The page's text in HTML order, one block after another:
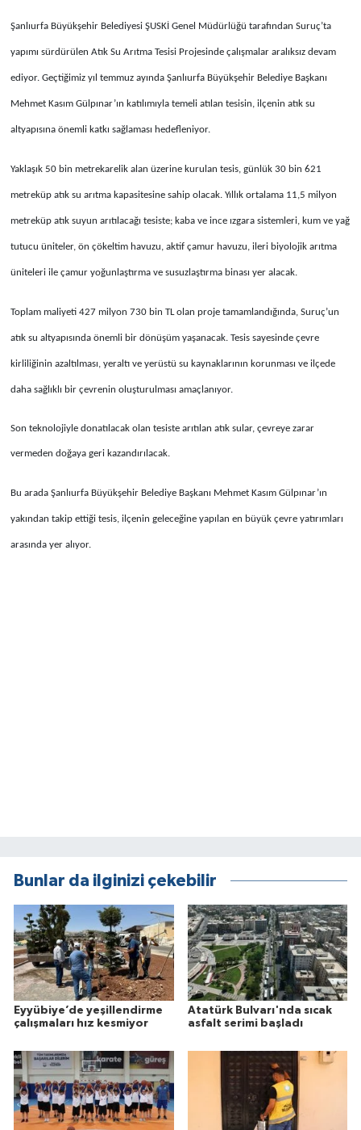
Şanlıurfa Büyükşehir Belediyesi ŞUSKİ Genel Müdürlüğü tarafından Suruç’ta
yapımı sürdürülen Atık Su Arıtma Tesisi Projesinde çalışmalar aralıksız devam
ediyor. Geçtiğimiz yıl temmuz ayında Şanlıurfa Büyükşehir Belediye Başkanı
Mehmet Kasım Gülpınar’ın katılımıyla temeli atılan tesisin, ilçenin atık su
altyapısına önemli katkı sağlaması hedefleniyor.
Yaklaşık 50 bin metrekarelik alan üzerine kurulan tesis, günlük 30 bin 621
metreküp atık su arıtma kapasitesine sahip olacak. Yıllık ortalama 11,5 milyon
metreküp atık suyun arıtılacağı tesiste; kaba ve ince ızgara sistemleri, kum ve yağ
tutucu üniteler, ön çökeltim havuzu, aktif çamur havuzu, ileri biyolojik arıtma
üniteleri ile çamur yoğunlaştırma ve susuzlaştırma binası yer alacak.
Toplam maliyeti 427 milyon 730 bin TL olan proje tamamlandığında, Suruç’un
atık su altyapısında önemli bir dönüşüm yaşanacak. Tesis sayesinde çevre
kirliliğinin azaltılması, yeraltı ve yerüstü su kaynaklarının korunması ve ilçede
daha sağlıklı bir çevrenin oluşturulması amaçlanıyor.
Son teknolojiyle donatılacak olan tesiste arıtılan atık sular, çevreye zarar
vermeden doğaya geri kazandırılacak.
Bu arada Şanlıurfa Büyükşehir Belediye Başkanı Mehmet Kasım Gülpınar’ın
yakından takip ettiği tesis, ilçenin geleceğine yapılan en büyük çevre yatırımları
arasında yer alıyor.
Bunlar da ilginizi çekebilir
Eyyübiye’de yeşillendirme
çalışmaları hız kesmiyor
Atatürk Bulvarı'nda sıcak
asfalt serimi başladı